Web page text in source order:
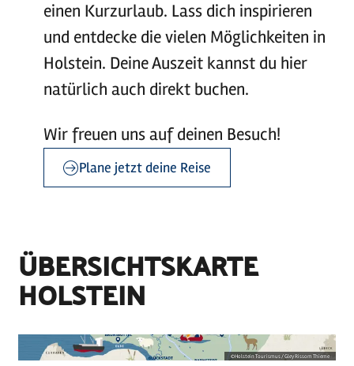
einen Kurzurlaub. Lass dich inspirieren
und entdecke die vielen Möglichkeiten in
Holstein. Deine Auszeit kannst du hier
natürlich auch direkt buchen.
Wir freuen uns auf deinen Besuch!
Plane jetzt deine Reise
ÜBERSICHTSKARTE
HOLSTEIN
©Holstein Tourismus / Gley Rissom Thieme